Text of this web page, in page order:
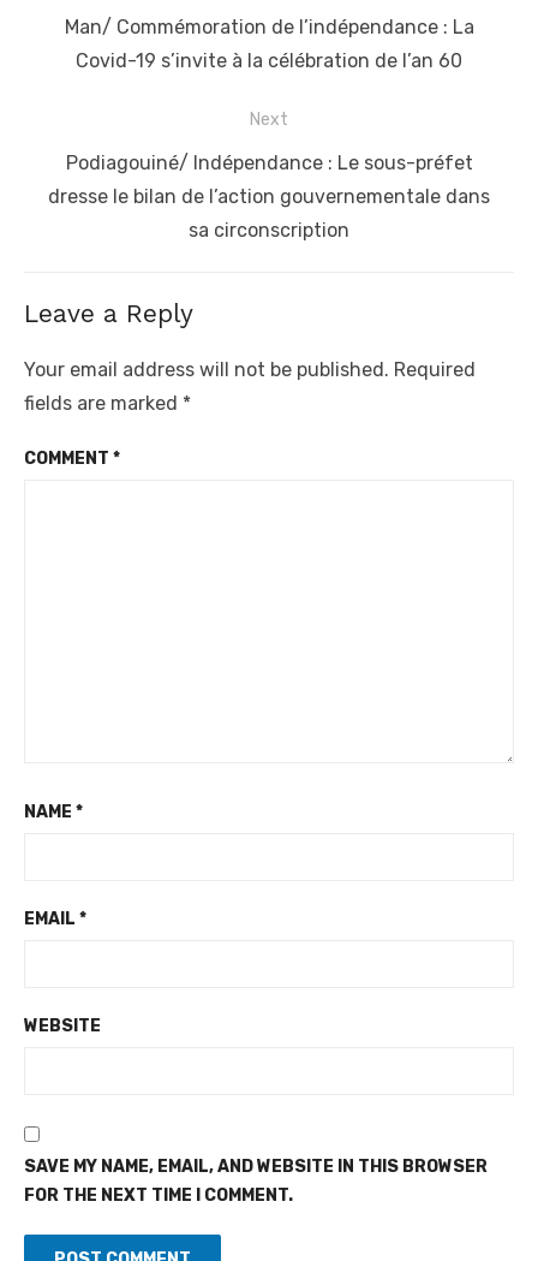
navigation
Previous
post:
Man/ Commémoration de l’indépendance : La
Covid-19 s’invite à la célébration de l’an 60
Next
Next
post:
Podiagouiné/ Indépendance : Le sous-préfet
dresse le bilan de l’action gouvernementale dans
sa circonscription
Leave a Reply
Your email address will not be published. Required
fields are marked *
COMMENT *
NAME *
EMAIL *
WEBSITE
SAVE MY NAME, EMAIL, AND WEBSITE IN THIS BROWSER
FOR THE NEXT TIME I COMMENT.